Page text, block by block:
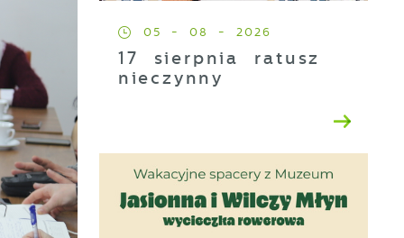
05 - 08 - 2026
17 sierpnia ratusz
nieczynny